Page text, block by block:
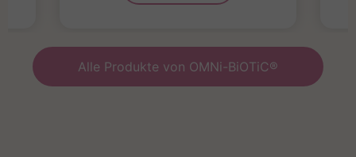
Alle Produkte von OMNi-BiOTiC®